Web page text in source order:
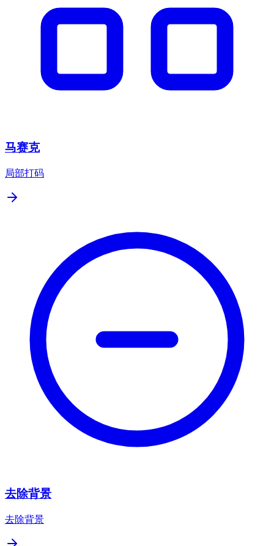
马赛克
局部打码
去除背景
去除背景